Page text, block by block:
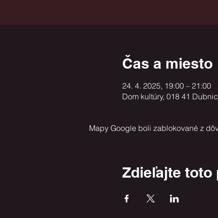
Čas a miesto
24. 4. 2025, 19:00 – 21:00
Dom kultúry, 018 41
Mapy Google boli zablokované z
Zdieľajte toto